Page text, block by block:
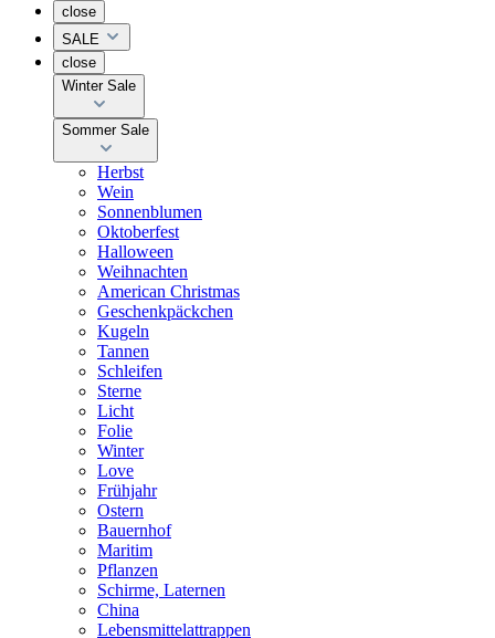
close
SALE
close
Winter Sale
Sommer Sale
Herbst
Wein
Sonnenblumen
Oktoberfest
Halloween
Weihnachten
American Christmas
Geschenkpäckchen
Kugeln
Tannen
Schleifen
Sterne
Licht
Folie
Winter
Love
Frühjahr
Ostern
Bauernhof
Maritim
Pflanzen
Schirme, Laternen
China
Lebensmittelattrappen